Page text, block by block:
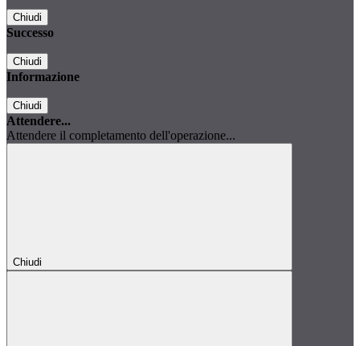
Chiudi
Successo
Chiudi
Informazione
Chiudi
Attendere...
Attendere il completamento dell'operazione...
Chiudi